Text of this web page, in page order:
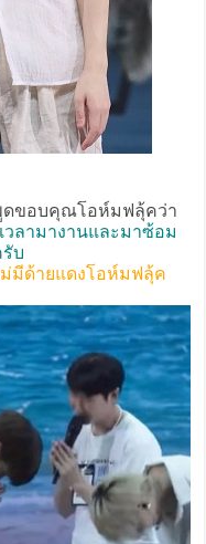
ดขอบคุณโอห์มฟลุ้คว่า
วลามางานและมาซ้อม
บ
ม่มีด้ายแดงโอห์มฟลุ้ค